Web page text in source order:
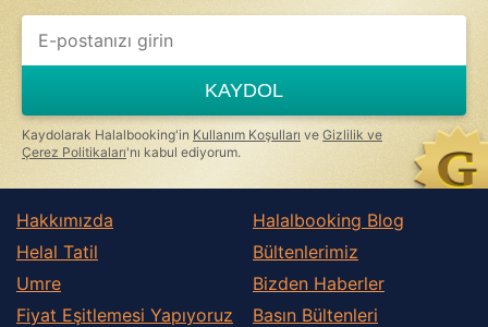
KAYDOL
Kaydolarak Halalbooking'in Kullanım Koşulları ve Gizlilik ve
Çerez Politikaları'nı kabul ediyorum.
Hakkımızda
Helal Tatil
Umre
Fiyat Eşitlemesi Yapıyoruz
Halalbooking Blog
Bültenlerimiz
Bizden Haberler
Basın Bültenleri